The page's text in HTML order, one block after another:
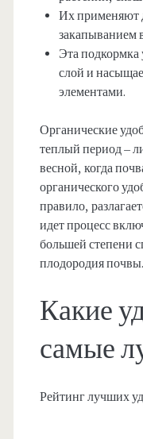
Их применяют
закапыванием
Эта
слой и
элементами.
Органические
теплый период –
весной, когда
органического
правило,
идет процесс
большей степени
плодородия почвы.
Какие
самые
Рейтинг лучших